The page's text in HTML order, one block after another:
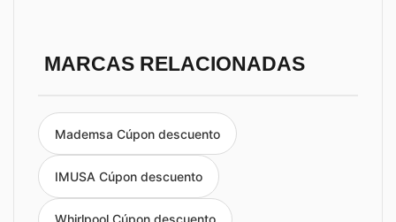
MARCAS RELACIONADAS
Mademsa Cúpon descuento
IMUSA Cúpon descuento